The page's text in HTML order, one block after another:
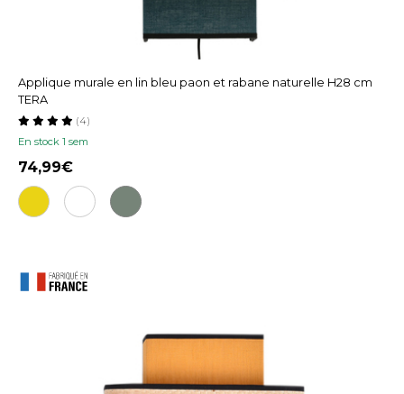
Applique murale en lin bleu paon et rabane naturelle H28 cm
TERA
En stock 1 sem
(4)
74,99